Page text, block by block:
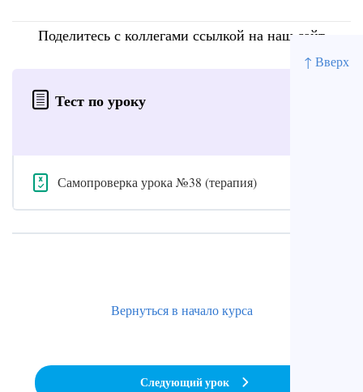
↑ Вверх
Поделитесь с коллегами ссылкой на наш сайт
Тест по уроку
Самопроверка урока №38 (терапия)
Вернуться в начало курса
Следующий урок